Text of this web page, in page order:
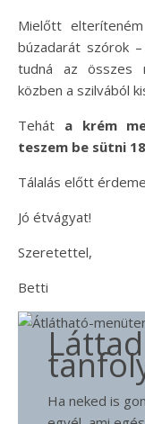
Mielőtt
búzadarát szórok
tudná az összes
közben a szilvából
Tehát a krém
teszem be sütni
Tálalás előtt
Jó étvágyat!
Szeretettel,
Betti
Ha neked is